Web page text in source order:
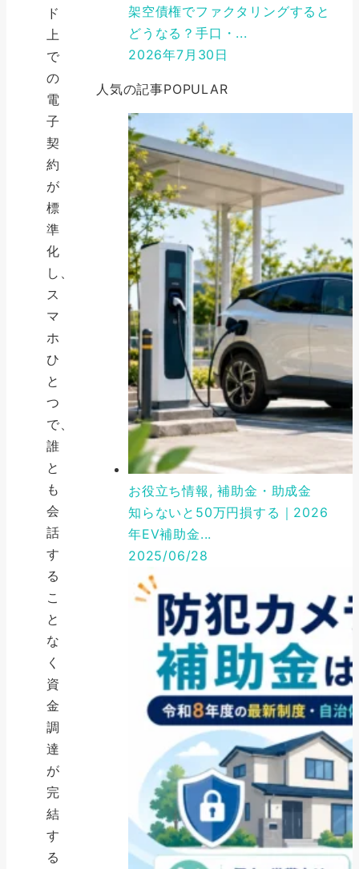
ド
上
で
の
電
子
契
約
が
標
準
化
し、
ス
マ
ホ
ひ
と
つ
で、
誰
と
も
会
話
す
る
こ
と
な
く
資
金
調
達
が
完
結
す
る
架空債権でファクタリングすると
どうなる？手口・...
2026年7月30日
人気の記事POPULAR
お役立ち情報, 補助金・助成金
知らないと50万円損する｜2026
年EV補助金...
2025/06/28